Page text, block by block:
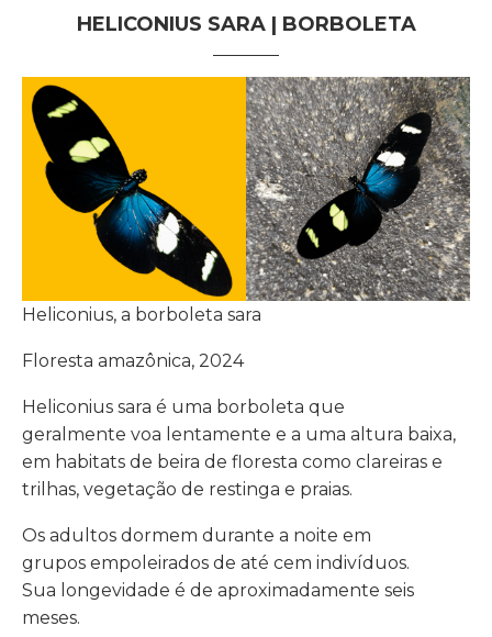
HELICONIUS SARA | BORBOLETA
Heliconius, a borboleta sara
Floresta amazônica, 2024
Heliconius sara é uma borboleta que
geralmente voa lentamente e a uma altura baixa,
em habitats de beira de floresta como clareiras e
trilhas, vegetação de restinga e praias.
Os adultos dormem durante a noite em
grupos empoleirados de até cem indivíduos.
Sua longevidade é de aproximadamente seis
meses.